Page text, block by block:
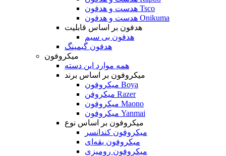
هدست و هدفون Tsco
هدست و هدفون Onikuma
هدفون بر اساس قابلیت
هدفون بی سیم
هدفون گیمینگ
میکروفون
همه موارد این دسته
میکروفون بر اساس برند
میکروفون Boya
میکروفن Razer
میکروفون Maono
میکروفون Yanmai
میکروفون بر اساس نوع
میکروفون کندانسر
میکروفون یقه‌ای
میکروفون رومیزی